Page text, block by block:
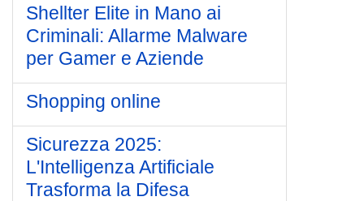
Shellter Elite in Mano ai
Criminali: Allarme Malware
per Gamer e Aziende
Shopping online
Sicurezza 2025:
L'Intelligenza Artificiale
Trasforma la Difesa